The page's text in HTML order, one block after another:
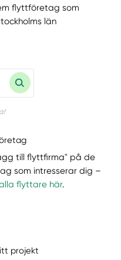
flyttföretag som
län
till flyttfirma" på de
som intresserar dig –
flyttare här.
projekt